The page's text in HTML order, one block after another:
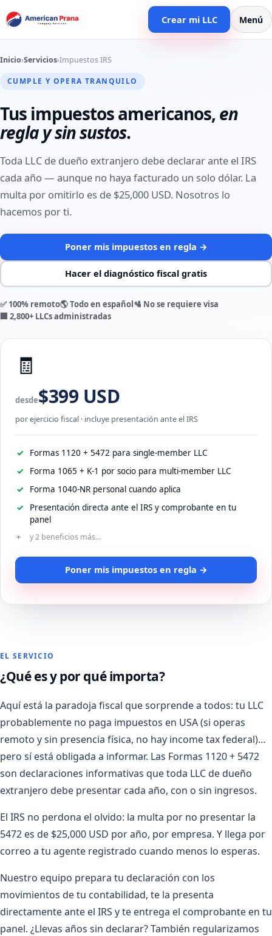
Crear mi LLC Menú
Inicio›Servicios›Impuestos IRS
CUMPLE Y OPERA TRANQUILO
Tus impuestos americanos,en
regla y sin sustos.
Toda LLC de dueño extranjero debe declarar ante el IRS
cada año — aunque no haya facturado un solo dólar. La
multa por omitirlo es de $25,000 USD. Nosotros lo
hacemos por ti.
Poner mis impuestos en regla →
Hacer el diagnóstico fiscal gratis
✅ 100% remoto🌎 Todo en español🛂 No se requiere visa
🏢 2,800+ LLCs administradas
🧾
desde$399 USD
por ejercicio fiscal · incluye presentación ante el IRS
Formas 1120 + 5472 para single-member LLC
Forma 1065 + K-1 por socio para multi-member LLC
Forma 1040-NR personal cuando aplica
Presentación directa ante el IRS y comprobante en tu
panel
y 2 beneficios más…
Poner mis impuestos en regla →
EL SERVICIO
¿Qué es y por qué importa?
Aquí está la paradoja fiscal que sorprende a todos: tu LLC
probablemente no paga impuestos en USA (si operas
remoto y sin presencia física, no hay income tax federal)…
pero sí está obligada a informar. Las Formas 1120 + 5472
son declaraciones informativas que toda LLC de dueño
extranjero debe presentar cada año, con o sin ingresos.
El IRS no perdona el olvido: la multa por no presentar la
5472 es de $25,000 USD por año, por empresa. Y llega por
correo a tu agente registrado cuando menos lo esperas.
Nuestro equipo prepara tu declaración con los
movimientos de tu contabilidad, te la presenta
directamente ante el IRS y te entrega el comprobante en tu
panel. ¿Llevas años sin declarar? También regularizamos